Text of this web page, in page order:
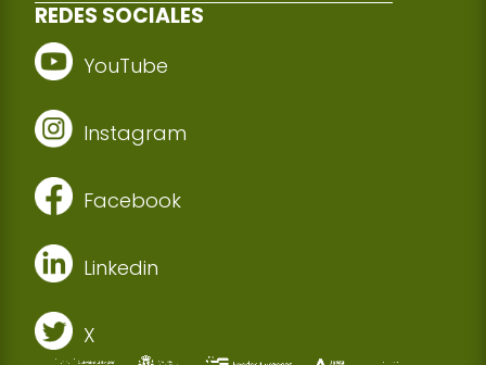
REDES SOCIALES
YouTube
Instagram
Facebook
Linkedin
X